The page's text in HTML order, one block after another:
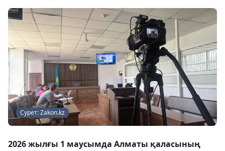
Сурет: Zakon.kz
2026 жылғы 1 маусымда Алматы қаласының